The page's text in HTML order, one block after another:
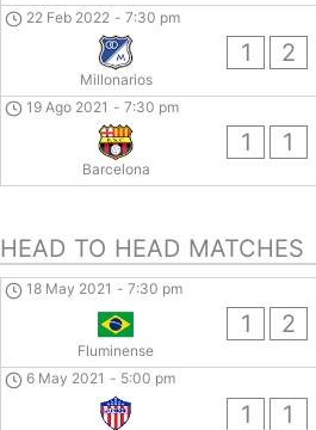
22 Feb 2022 - 7:30 pm
Millonarios
1 2
19 Ago 2021 - 7:30 pm
Barcelona
1 1
HEAD TO HEAD MATCHES
18 May 2021 - 7:30 pm
Fluminense
1 2
6 May 2021 - 5:00 pm
1 1